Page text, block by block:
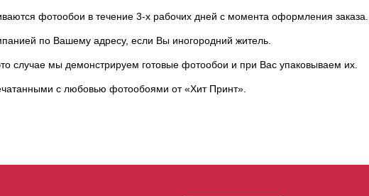
фотообои в течение 3-х рабочих дней с момента оформления заказа.
по Вашему адресу, если Вы иногородний житель.
случае мы демонстрируем готовые фотообои и при Вас упаковываем их.
с любовью фотообоями от «Хит Принт».